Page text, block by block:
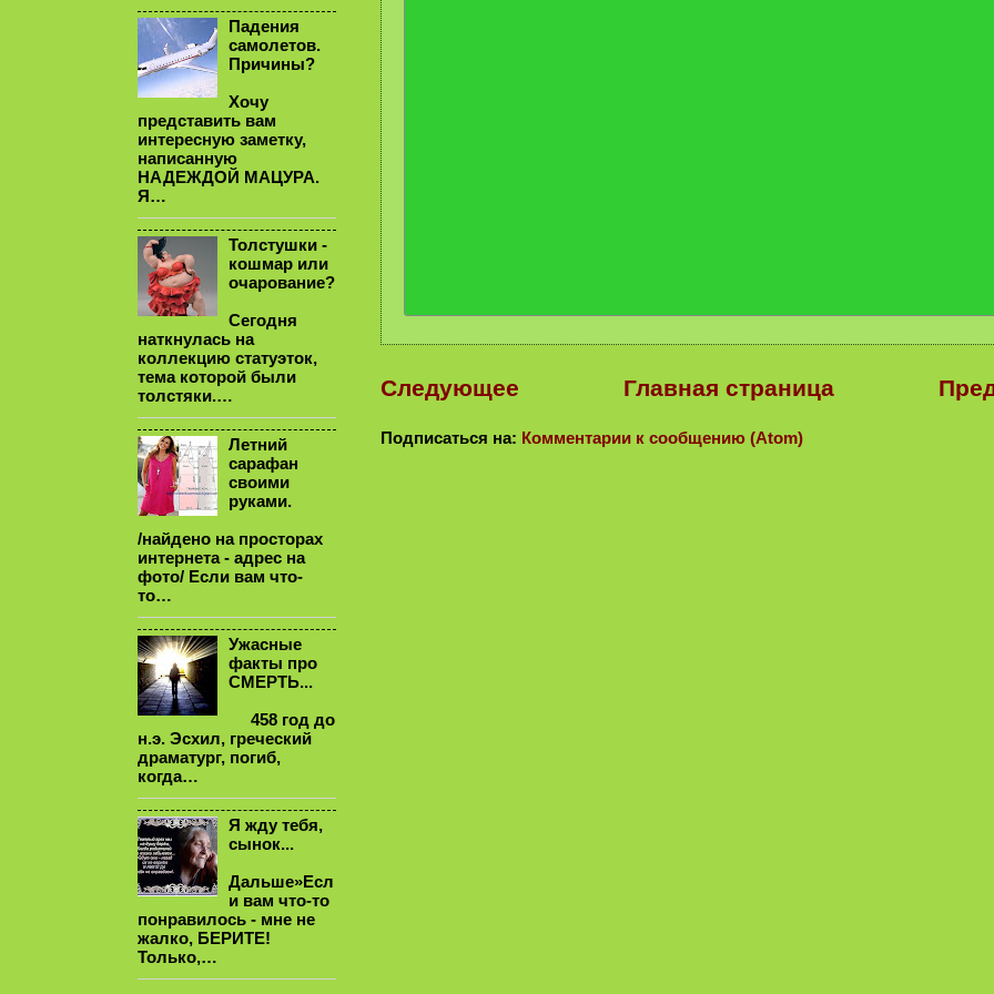
Следующее Главная страница
Подписаться на: Комментарии к сообщению (Atom)
Падения
самолетов.
Причины?
Хочу
представить вам
интересную заметку,
написанную
НАДЕЖДОЙ МАЦУРА.
Я…
Толстушки -
кошмар или
очарование?
Сегодня
наткнулась на
коллекцию статуэток,
тема которой были
толстяки.…
Летний
сарафан
своими
руками.
/найдено на просторах
интернета - адрес на
фото/ Если вам что-
то…
Ужасные
факты про
СМЕРТЬ...
458 год до
н.э. Эсхил, греческий
драматург, погиб,
когда…
Я жду тебя,
сынок...
Дальше»Есл
и вам что-то
понравилось - мне не
жалко, БЕРИТЕ!
Только,…